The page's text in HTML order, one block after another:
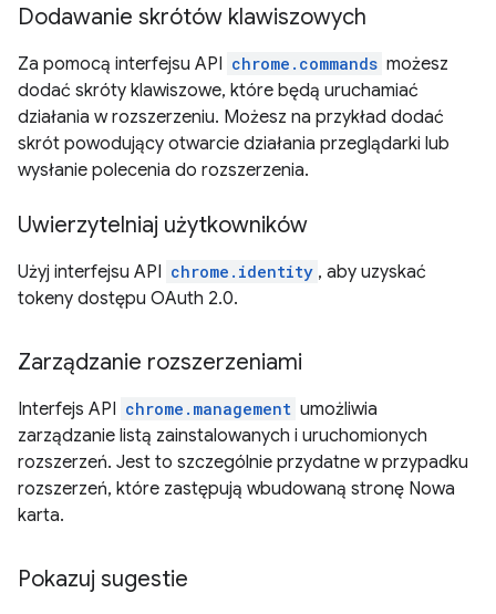
Dodawanie skrótów klawiszowych
Za pomocą interfejsu API chrome.commands możesz
dodać skróty klawiszowe, które będą uruchamiać
działania w rozszerzeniu. Możesz na przykład dodać
skrót powodujący otwarcie działania przeglądarki lub
wysłanie polecenia do rozszerzenia.
Uwierzytelniaj użytkowników
Użyj interfejsu API chrome.identity , aby uzyskać
tokeny dostępu OAuth 2.0.
Zarządzanie rozszerzeniami
Interfejs API chrome.management umożliwia
zarządzanie listą zainstalowanych i uruchomionych
rozszerzeń. Jest to szczególnie przydatne w przypadku
rozszerzeń, które zastępują wbudowaną stronę Nowa
karta.
Pokazuj sugestie